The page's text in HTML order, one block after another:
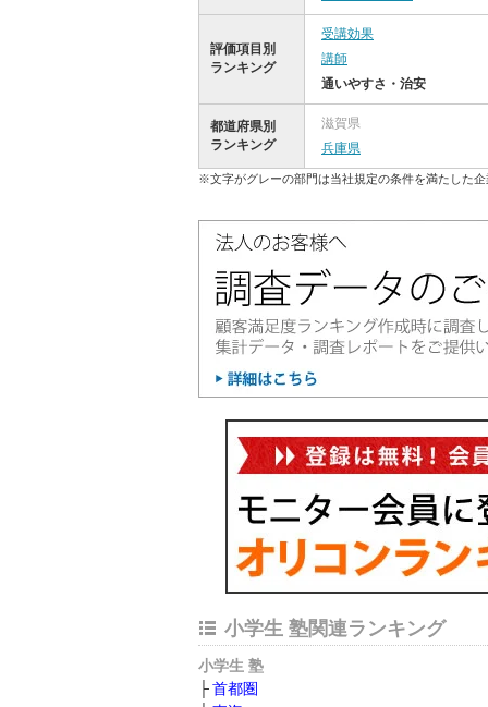
評価項目別
ランキング
受講効果
講師
通いやすさ・治安
都道府県別
ランキング
滋賀県
兵庫県
※文字がグレーの部門は当社規定の条件を満たした企
小学生 塾関連ランキング
小学生 塾
首都圏